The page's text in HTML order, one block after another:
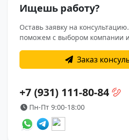
Ищешь работу?
Оставь заявку на
поможем с выбором компании
Заказ
+7 (931) 111-80-84
Пн-Пт 9:00-18:00